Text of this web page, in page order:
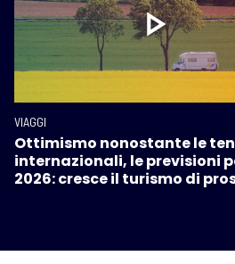
VIAGGI
Ottimismo nonostante le
internazionali, le previsioni
2026: cresce il turismo di